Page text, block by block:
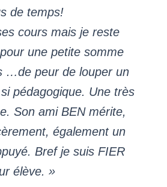
de temps!
cours mais je reste
une petite somme
…de peur de louper un
pédagogique. Une très
Son ami BEN mérite,
également un
Bref je suis FIER
élève. »